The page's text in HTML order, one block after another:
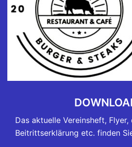
Das aktuelle Vereinsheft, Flyer,
Beitrittserklärung etc. finden